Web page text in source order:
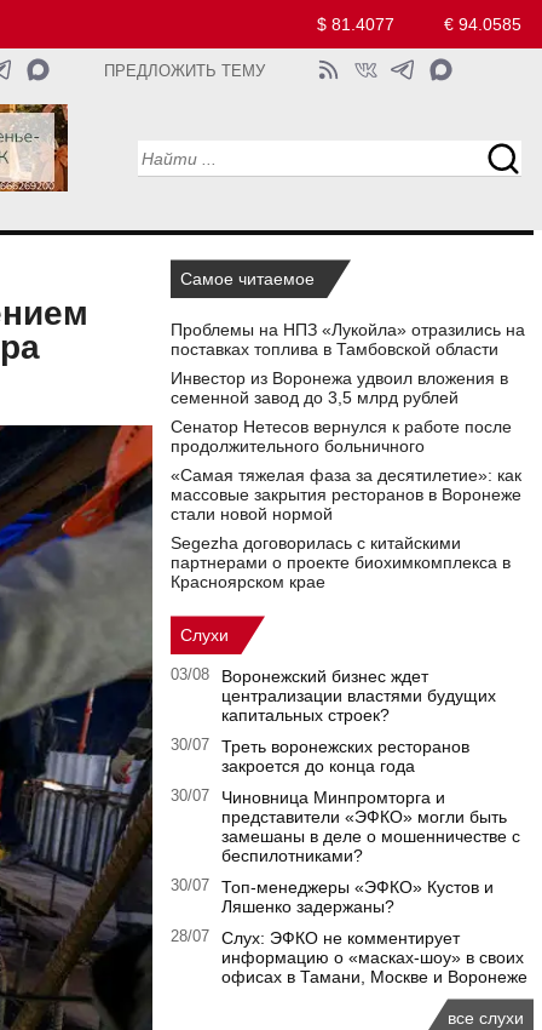
$ 81.4077 € 94.0585
ПРЕДЛОЖИТЬ ТЕМУ
Самое читаемое
Проблемы на НПЗ «Лукойла» отразились на
поставках топлива в Тамбовской области
Инвестор из Воронежа удвоил вложения в
семенной завод до 3,5 млрд рублей
Сенатор Нетесов вернулся к работе после
продолжительного больничного
«Самая тяжелая фаза за десятилетие»: как
массовые закрытия ресторанов в Воронеже
стали новой нормой
Segezha договорилась с китайскими
партнерами о проекте биохимкомплекса в
Красноярском крае
Слухи
03/08
Воронежский бизнес ждет
централизации властями будущих
капитальных строек?
30/07
Треть воронежских ресторанов
закроется до конца года
30/07
Чиновница Минпромторга и
представители «ЭФКО» могли быть
замешаны в деле о мошенничестве с
беспилотниками?
30/07
Топ-менеджеры «ЭФКО» Кустов и
Ляшенко задержаны?
28/07
Слух: ЭФКО не комментирует
информацию о «масках-шоу» в своих
офисах в Тамани, Москве и Воронеже
все слухи